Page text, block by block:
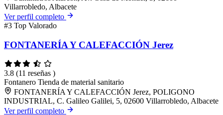
Villarrobledo, Albacete
Ver perfil completo
#3 Top Valorado
FONTANERÍA Y CALEFACCIÓN Jerez
3.8 (11 reseñas )
Fontanero Tienda de material sanitario
FONTANERÍA Y CALEFACCIÓN Jerez, POLIGONO
INDUSTRIAL, C. Galileo Galilei, 5, 02600 Villarrobledo, Albacete
Ver perfil completo